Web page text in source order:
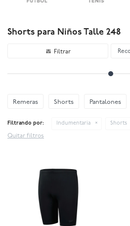
Shorts para Niños Talle 248
Remeras Shorts Pantalones
Filtrando por: Indumentaria Shorts
Quitar filtros